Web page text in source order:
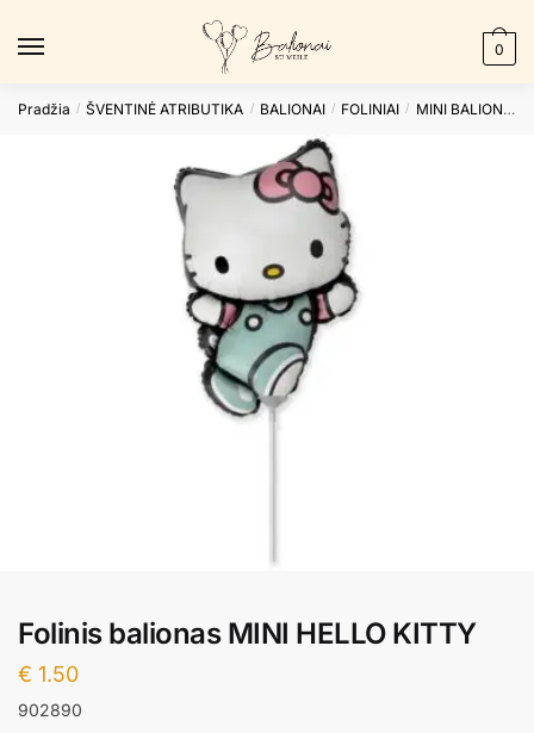
0
Pradžia / ŠVENTINĖ ATRIBUTIKA / BALIONAI / FOLINIAI / MINI BALIONAI
Folinis balionas MINI HELLO KITTY
€ 1.50
902890